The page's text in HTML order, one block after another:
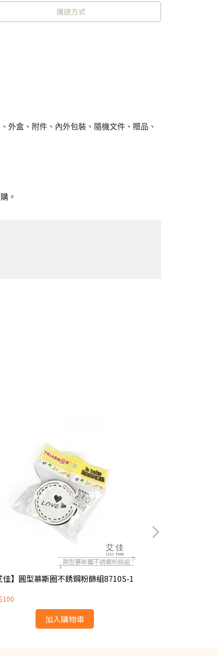
運送方式
外盒、附件、內外包裝、隨機文件、贈品、
。
佳】圓型慕斯圈不銹鋼粉篩組8710S-1
加入購物車